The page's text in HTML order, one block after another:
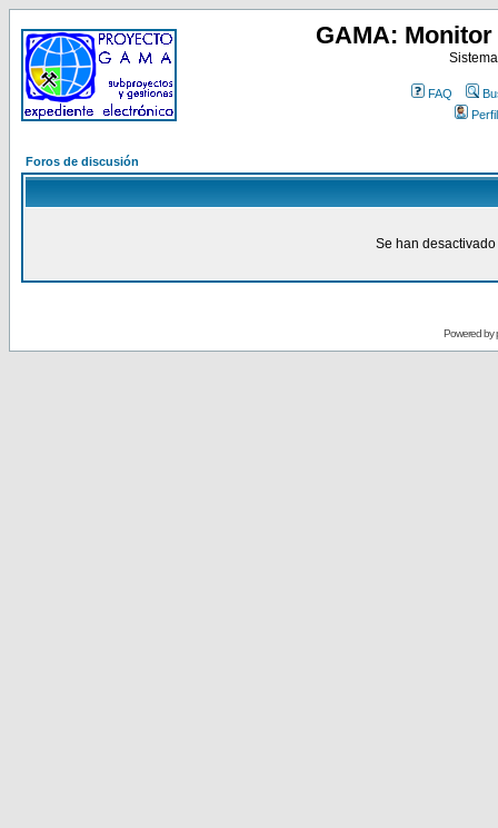
GAMA:
FAQ
Perfil
Foros de discusión
Se han
Powered by